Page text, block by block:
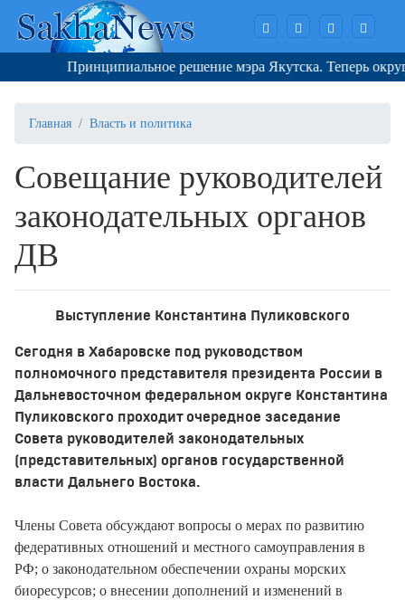
Принципиальное решение мэра Якутска. Теперь округа
Главная Власть и политика
Совещание руководителей
законодательных органов
ДВ
Выступление Константина Пуликовского
Сегодня в Хабаровске под руководством
полномочного представителя президента России в
Дальневосточном федеральном округе Константина
Пуликовского проходит очередное заседание
Совета руководителей законодательных
(представительных) органов государственной
власти Дальнего Востока.
Члены Совета обсуждают вопросы о мерах по развитию
федеративных отношений и местного самоуправления в
РФ; о законодательном обеспечении охраны морских
биоресурсов; о внесении дополнений и изменений в